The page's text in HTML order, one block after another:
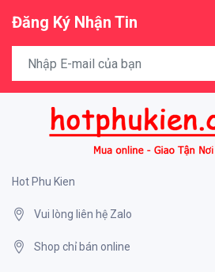
Đăng Ký Nhận Tin
Hot Phu Kien
Vui lòng liên hệ Zalo
Shop chỉ bán online